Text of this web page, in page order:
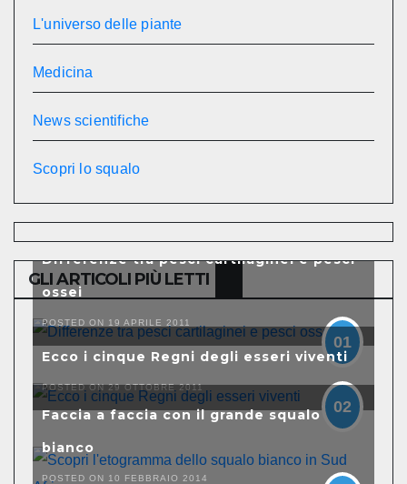
L'universo delle piante
Medicina
News scientifiche
Scopri lo squalo
GLI ARTICOLI PIÙ LETTI
Differenze tra pesci cartilaginei e pesci
ossei
POSTED ON 19 APRILE 2011
01
Ecco i cinque Regni degli esseri viventi
POSTED ON 29 OTTOBRE 2011
02
Faccia a faccia con il grande squalo
bianco
POSTED ON 10 FEBBRAIO 2014